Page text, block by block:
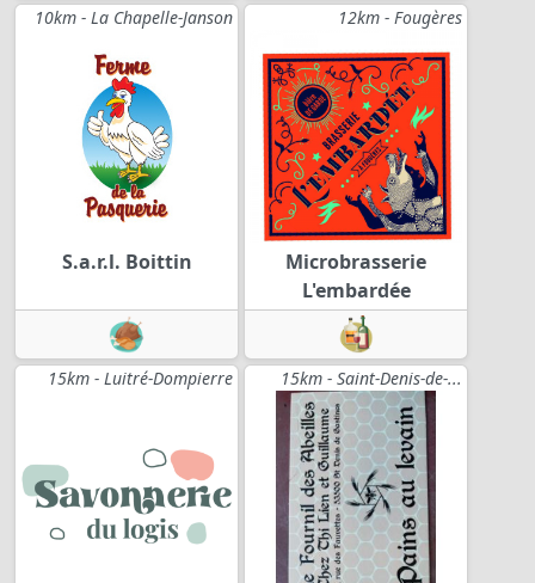
10km - La Chapelle-Janson
S.a.r.l. Boittin
12km - Fougères
Microbrasserie
L'embardée
15km - Luitré-Dompierre 15km - Saint-Denis-de-...